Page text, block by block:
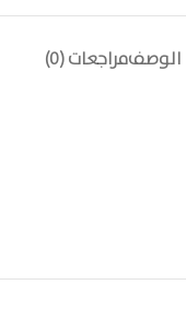
الوصفمراجعات (0)